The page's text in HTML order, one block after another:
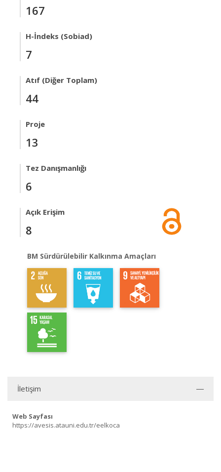
167
H-İndeks (Sobiad)
7
Atıf (Diğer Toplam)
44
Proje
13
Tez Danışmanlığı
6
Açık Erişim
8
BM Sürdürülebilir Kalkınma Amaçları
İletişim
Web Sayfası
https://avesis.atauni.edu.tr/eelkoca